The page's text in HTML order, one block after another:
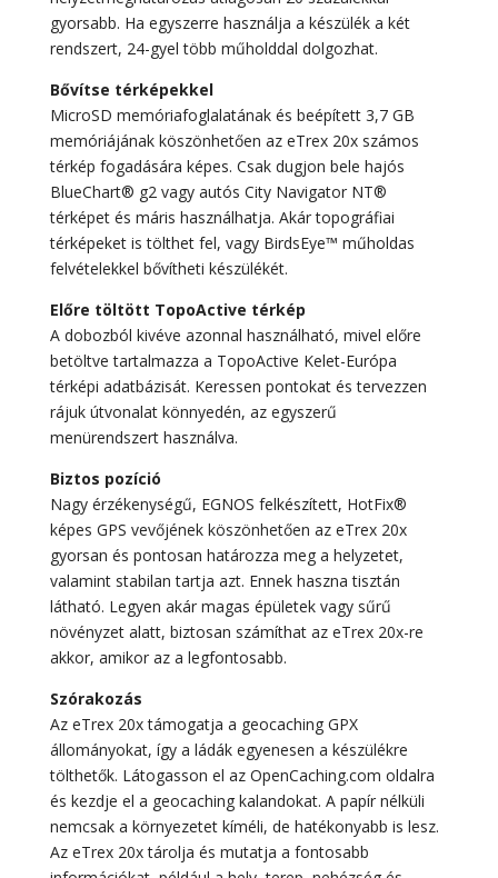
gyorsabb. Ha egyszerre használja a készülék a két
rendszert, 24-gyel több műholddal dolgozhat.
Bővítse térképekkel
MicroSD memóriafoglalatának és beépített 3,7 GB
memóriájának köszönhetően az eTrex 20x számos
térkép fogadására képes. Csak dugjon bele hajós
BlueChart® g2 vagy autós City Navigator NT®
térképet és máris használhatja. Akár topográfiai
térképeket is tölthet fel, vagy BirdsEye™ műholdas
felvételekkel bővítheti készülékét.
Előre töltött TopoActive térkép
A dobozból kivéve azonnal használható, mivel előre
betöltve tartalmazza a TopoActive Kelet-Európa
térképi adatbázisát. Keressen pontokat és tervezzen
rájuk útvonalat könnyedén, az egyszerű
menürendszert használva.
Biztos pozíció
Nagy érzékenységű, EGNOS felkészített, HotFix®
képes GPS vevőjének köszönhetően az eTrex 20x
gyorsan és pontosan határozza meg a helyzetet,
valamint stabilan tartja azt. Ennek haszna tisztán
látható. Legyen akár magas épületek vagy sűrű
növényzet alatt, biztosan számíthat az eTrex 20x-re
akkor, amikor az a legfontosabb.
Szórakozás
Az eTrex 20x támogatja a geocaching GPX
állományokat, így a ládák egyenesen a készülékre
tölthetők. Látogasson el az OpenCaching.com oldalra
és kezdje el a geocaching kalandokat. A papír nélküli
nemcsak a környezetet kíméli, de hatékonyabb is lesz.
Az eTrex 20x tárolja és mutatja a fontosabb